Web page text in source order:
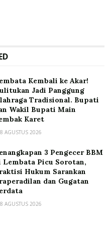
Listrik Nasional ke – 79 yang digelar
10).
Kembali ke Akar!
Jadi Panggung
Tradisional. Bupati
Wakil Bupati Main
Karet
8 AGUSTUS 2026
3 Pengecer BBM
Lembata Picu Sorotan,
Hukum Sarankan
dan Gugatan
8 AGUSTUS 2026